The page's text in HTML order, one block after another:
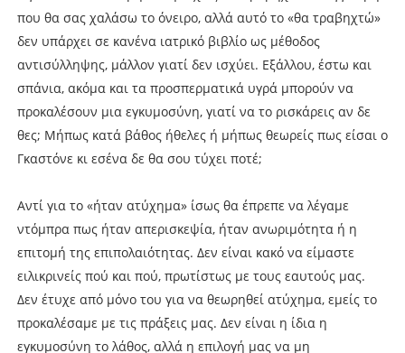
που θα σας χαλάσω το όνειρο, αλλά αυτό το «θα τραβηχτώ»
δεν υπάρχει σε κανένα ιατρικό βιβλίο ως μέθοδος
αντισύλληψης, μάλλον γιατί δεν ισχύει. Εξάλλου, έστω και
σπάνια, ακόμα και τα προσπερματικά υγρά μπορούν να
προκαλέσουν μια εγκυμοσύνη, γιατί να το ρισκάρεις αν δε
θες; Μήπως κατά βάθος ήθελες ή μήπως θεωρείς πως είσαι ο
Γκαστόνε κι εσένα δε θα σου τύχει ποτέ;
Αντί για το «ήταν ατύχημα» ίσως θα έπρεπε να λέγαμε
ντόμπρα πως ήταν απερισκεψία, ήταν ανωριμότητα ή η
επιτομή της επιπολαιότητας. Δεν είναι κακό να είμαστε
ειλικρινείς πού και πού, πρωτίστως με τους εαυτούς μας.
Δεν έτυχε από μόνο του για να θεωρηθεί ατύχημα, εμείς το
προκαλέσαμε με τις πράξεις μας. Δεν είναι η ίδια η
εγκυμοσύνη το λάθος, αλλά η επιλογή μας να μη